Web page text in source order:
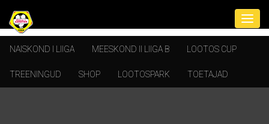
NAISKOND I LIIGA MEESKOND II LIIGA B LOOTOS CUP
TREENINGUD SHOP LOOTOSPARK TOETAJAD